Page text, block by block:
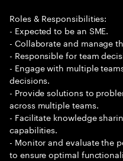
Roles & Responsibilities:
- Expected to be an SME.
- Collaborate and manage
- Responsible for team
- Engage with multiple
decisions.
- Provide solutions to
across multiple teams.
- Facilitate knowledge
capabilities.
- Monitor and evaluate the
to ensure optimal